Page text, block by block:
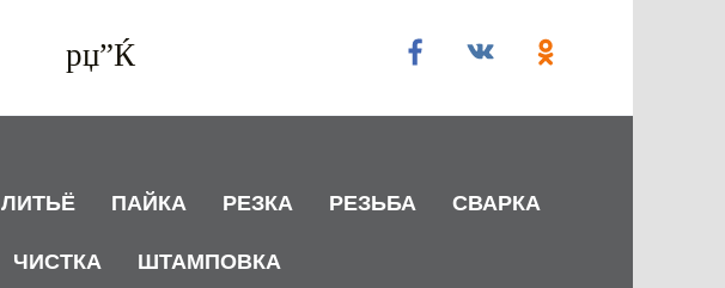
ЛИТЬЁ ПАЙКА РЕЗКА РЕЗЬБА СВАРКА
ЧИСТКА ШТАМПОВКА